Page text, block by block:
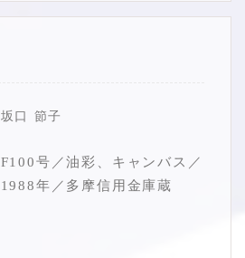
坂口 節子
F100号／油彩、キャンバス／
1988年／多摩信用金庫蔵